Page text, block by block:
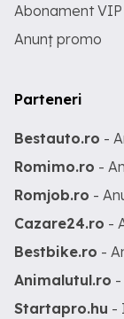
Abonament VIP
Anunț promo
Parteneri
Bestauto.ro -
Romimo.ro -
Romjob.ro -
Cazare24.ro -
Bestbike.ro -
Animalutul.ro -
Startapro.hu -